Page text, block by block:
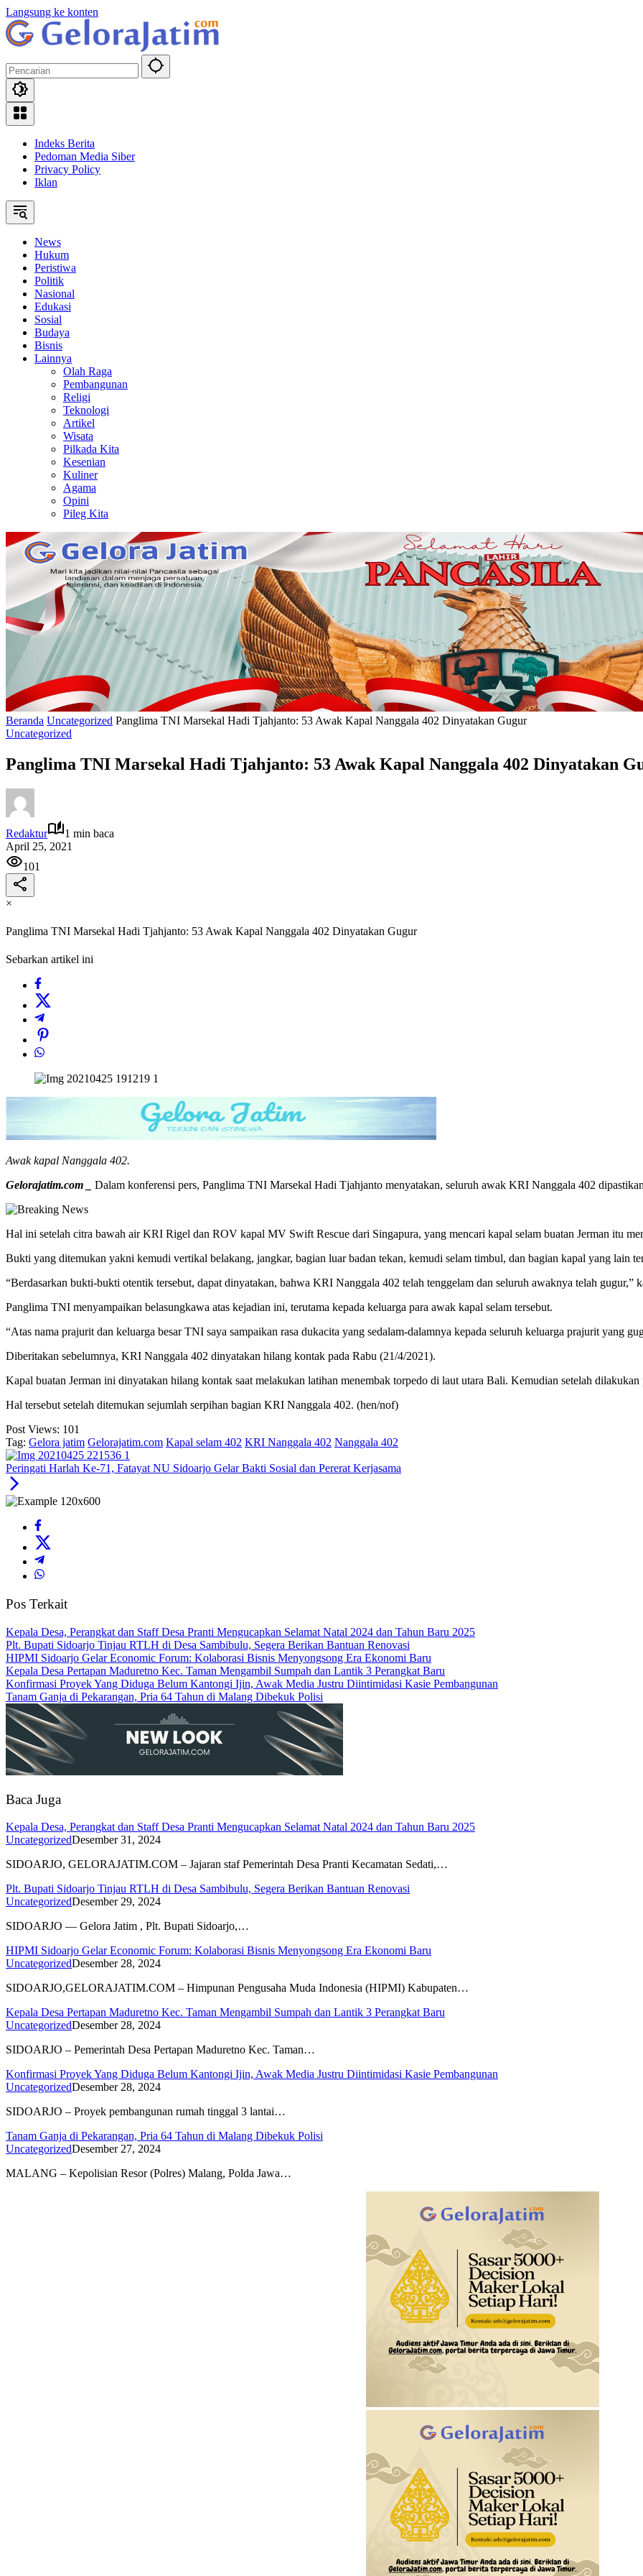
Langsung ke konten
Indeks Berita
Pedoman Media Siber
Privacy Policy
Iklan
News
Hukum
Peristiwa
Politik
Nasional
Edukasi
Sosial
Budaya
Bisnis
Lainnya
Olah Raga
Pembangunan
Religi
Teknologi
Artikel
Wisata
Pilkada Kita
Kesenian
Kuliner
Agama
Opini
Pileg Kita
Beranda Uncategorized Panglima TNI Marsekal Hadi Tjahjanto: 53 Awak Kapal Nanggala 402 Dinyatakan Gugur
Uncategorized
Panglima TNI Marsekal Hadi Tjahjanto: 53 Awak Kapal Nanggala 402 Dinyatakan
Redaktur
1 min baca
April 25, 2021
101
×
Panglima TNI Marsekal Hadi Tjahjanto: 53 Awak Kapal Nanggala 402 Dinyatakan Gugur
Sebarkan artikel ini
Awak kapal Nanggala 402.
Gelorajatim.com _
Dalam konferensi pers, Panglima TNI Marsekal Hadi Tjahjanto menyatakan, seluruh awak KRI Nanggala 402
Hal ini setelah citra bawah air KRI Rigel dan ROV kapal MV Swift Rescue dari Singapura, yang mencari kapal selam buatan Jerman itu
Bukti yang ditemukan yakni kemudi vertikal belakang, jangkar, bagian luar badan tekan, kemudi selam timbul, dan bagian kapal yang lain
“Berdasarkan bukti-bukti otentik tersebut, dapat dinyatakan, bahwa KRI Nanggala 402 telah tenggelam dan seluruh awaknya telah gugur,”
Panglima TNI menyampaikan belasungkawa atas kejadian ini, terutama kepada keluarga para awak kapal selam tersebut.
“Atas nama prajurit dan keluarga besar TNI saya sampaikan rasa dukacita yang sedalam-dalamnya kepada seluruh keluarga prajurit yang
Diberitakan sebelumnya, KRI Nanggala 402 dinyatakan hilang kontak pada Rabu (21/4/2021).
Kapal buatan Jerman ini dinyatakan hilang kontak saat melakukan latihan menembak torpedo di laut utara Bali. Kemudian setelah
Hal tersebut setelah ditemukan sejumlah serpihan bagian KRI Nanggala 402. (hen/nof)
Post Views: 101
Tag: Gelora jatim Gelorajatim.com Kapal selam 402 KRI Nanggala 402 Nanggala 402
Peringati Harlah Ke-71, Fatayat NU Sidoarjo Gelar Bakti Sosial dan Pererat Kerjasama
Pos Terkait
Kepala Desa, Perangkat dan Staff Desa Pranti Mengucapkan Selamat Natal 2024 dan Tahun Baru 2025
Plt. Bupati Sidoarjo Tinjau RTLH di Desa Sambibulu, Segera Berikan Bantuan Renovasi
HIPMI Sidoarjo Gelar Economic Forum: Kolaborasi Bisnis Menyongsong Era Ekonomi Baru
Kepala Desa Pertapan Maduretno Kec. Taman Mengambil Sumpah dan Lantik 3 Perangkat Baru
Konfirmasi Proyek Yang Diduga Belum Kantongi Ijin, Awak Media Justru Diintimidasi Kasie Pembangunan
Tanam Ganja di Pekarangan, Pria 64 Tahun di Malang Dibekuk Polisi
Baca Juga
Kepala Desa, Perangkat dan Staff Desa Pranti Mengucapkan Selamat Natal 2024 dan Tahun Baru 2025
UncategorizedDesember 31, 2024
SIDOARJO, GELORAJATIM.COM – Jajaran staf Pemerintah Desa Pranti Kecamatan Sedati,…
Plt. Bupati Sidoarjo Tinjau RTLH di Desa Sambibulu, Segera Berikan Bantuan Renovasi
UncategorizedDesember 29, 2024
SIDOARJO — Gelora Jatim , Plt. Bupati Sidoarjo,…
HIPMI Sidoarjo Gelar Economic Forum: Kolaborasi Bisnis Menyongsong Era Ekonomi Baru
UncategorizedDesember 28, 2024
SIDOARJO,GELORAJATIM.COM – Himpunan Pengusaha Muda Indonesia (HIPMI) Kabupaten…
Kepala Desa Pertapan Maduretno Kec. Taman Mengambil Sumpah dan Lantik 3 Perangkat Baru
UncategorizedDesember 28, 2024
SIDOARJO – Pemerintah Desa Pertapan Maduretno Kec. Taman…
Konfirmasi Proyek Yang Diduga Belum Kantongi Ijin, Awak Media Justru Diintimidasi Kasie Pembangunan
UncategorizedDesember 28, 2024
SIDOARJO – Proyek pembangunan rumah tinggal 3 lantai…
Tanam Ganja di Pekarangan, Pria 64 Tahun di Malang Dibekuk Polisi
UncategorizedDesember 27, 2024
MALANG – Kepolisian Resor (Polres) Malang, Polda Jawa…